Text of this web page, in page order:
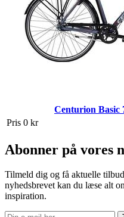
Centurion Basic
Pris 0 kr
Abonner på vores
Tilmeld dig og få aktuelle
nyhedsbrevet kan du læse alt
inspiration.